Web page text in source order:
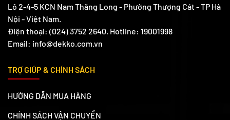
Lô 2-4-5 KCN Nam Thăng Long - Phường Thượng Cát - TP Hà
Nội - Việt Nam.
Điện thoại: (024) 3752 2640. Hotline: 19001998
Email: info@dekko.com.vn
TRỢ GIÚP & CHÍNH SÁCH
HƯỚNG DẪN MUA HÀNG
CHÍNH SÁCH VẬN CHUYỂN